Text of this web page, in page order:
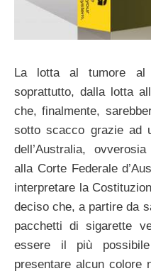
La lotta al tumore al
soprattutto, dalla lotta
che, finalmente,
sotto scacco grazie ad
dell’Australia,
alla Corte Federale
interpretare la
deciso che, a partire da
pacchetti di sigarette
essere il più
presentare alcun colore